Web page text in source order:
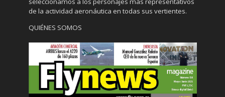
de la actividad aeronáutica en todas sus vertientes.
QUIÉNES SOMOS